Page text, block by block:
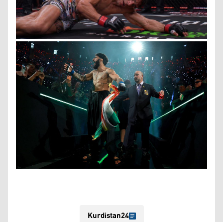
Kurdistan24